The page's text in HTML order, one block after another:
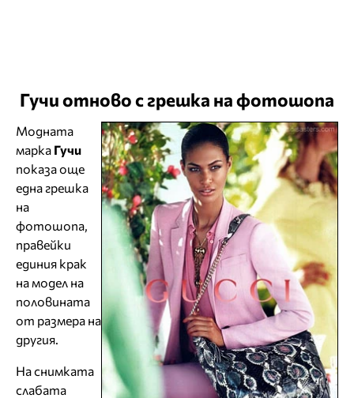
Гучи отново с грешка на фотошопа
Модната
марка Гучи
показа още
една грешка
на
фотошопа,
правейки
единия крак
на модел на
половината
от размера на
другия.
На снимката
слабата